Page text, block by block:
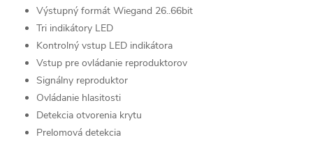
Výstupný formát Wiegand 26..66bit
Tri indikátory LED
Kontrolný vstup LED indikátora
Vstup pre ovládanie reproduktorov
Signálny reproduktor
Ovládanie hlasitosti
Detekcia otvorenia krytu
Prelomová detekcia